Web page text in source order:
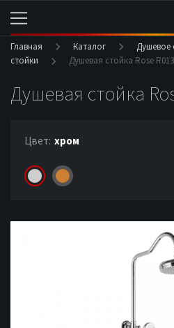
Главная Каталог Душевое
стойки
Душевая стойка Rose
Душевая стойка
Цвет: хром